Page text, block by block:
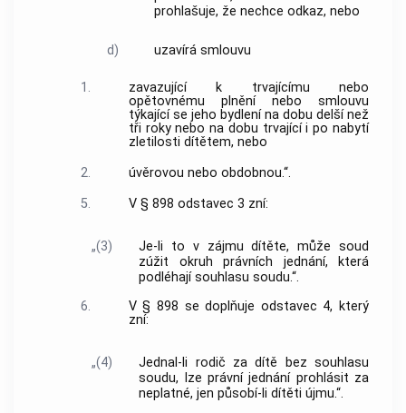
prohlašuje, že nechce odkaz, nebo
d) uzavírá smlouvu
1.
zavazující k trvajícímu nebo
opětovnému plnění nebo smlouvu
týkající se jeho bydlení na dobu delší než
tři roky nebo na dobu trvající i po nabytí
zletilosti dítětem, nebo
2.
úvěrovou nebo obdobnou.“.
5.
V § 898 odstavec 3 zní:
„(3)
Je-li to v zájmu dítěte, může soud
zúžit okruh právních jednání, která
podléhají souhlasu soudu.“.
6.
V § 898 se doplňuje odstavec 4, který
zní:
„(4)
Jednal-li rodič za dítě bez souhlasu
soudu, lze právní jednání prohlásit za
neplatné, jen působí-li dítěti újmu.“.